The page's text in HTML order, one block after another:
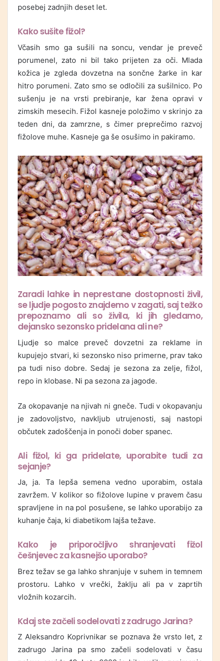
posebej zadnjih deset let.
Kako sušite fižol?
Včasih smo ga sušili na soncu, vendar je preveč
porumenel, zato ni bil tako prijeten za oči. Mlada
kožica je zgleda dovzetna na sončne žarke in kar
hitro porumeni. Zato smo se odločili za sušilnico. Po
sušenju je na vrsti prebiranje, kar žena opravi v
zimskih mesecih. Fižol kasneje položimo v skrinjo za
teden dni, da zamrzne, s čimer preprečimo razvoj
fižolove muhe. Kasneje ga še osušimo in pakiramo.
Zaradi lahke in neprestane dostopnosti živil,
se ljudje pogosto znajdemo v zagati, saj težko
prepoznamo ali so živila, ki jih gledamo,
dejansko sezonsko pridelana ali ne?
Ljudje so malce preveč dovzetni za reklame in
kupujejo stvari, ki sezonsko niso primerne, prav tako
pa tudi niso dobre. Sedaj je sezona za zelje, fižol,
repo in klobase. Ni pa sezona za jagode.
Za okopavanje na njivah ni gneče. Tudi v okopavanju
je zadovoljstvo, navkljub utrujenosti, saj nastopi
občutek zadoščenja in ponoči dober spanec.
Ali fižol, ki ga pridelate, uporabite tudi za
sejanje?
Ja, ja. Ta lepša semena vedno uporabim, ostala
zavržem. V kolikor so fižolove lupine v pravem času
spravljene in na pol posušene, se lahko uporabijo za
kuhanje čaja, ki diabetikom lajša težave.
Kako je priporočljivo shranjevati fižol
češnjevec za kasnejšo uporabo?
Brez težav se ga lahko shranjuje v suhem in temnem
prostoru. Lahko v vrečki, žaklju ali pa v zaprtih
vložnih kozarcih.
Kdaj ste začeli sodelovati z zadrugo Jarina?
Z Aleksandro Koprivnikar se poznava že vrsto let, z
zadrugo Jarina pa smo začeli sodelovati v času